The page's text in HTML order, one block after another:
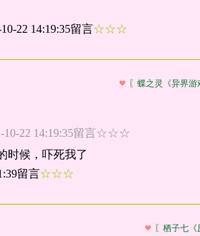
10-22 14:19:35留言☆☆☆
〖蝶之灵《异界游
22 14:19:35留言☆☆☆
时候，吓死我了
留言☆☆☆
〖栖子七《